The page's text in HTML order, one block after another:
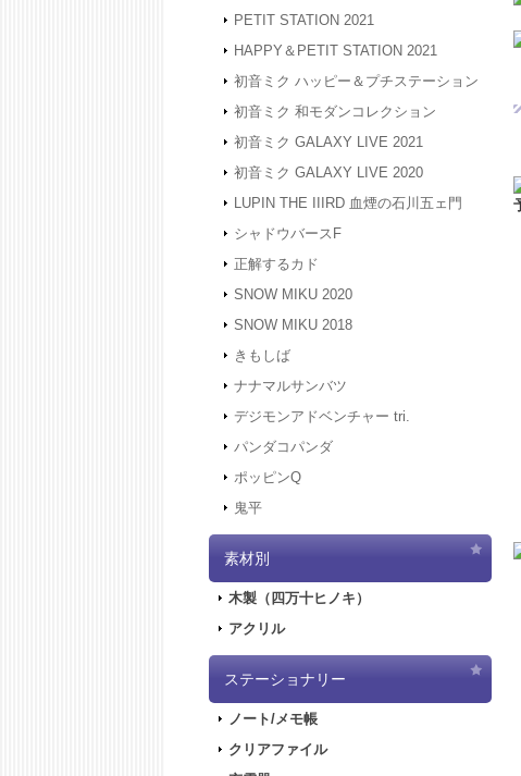
PETIT STATION 2021
HAPPY＆PETIT STATION 2021
初音ミク ハッピー＆プチステーション
初音ミク 和モダンコレクション
初音ミク GALAXY LIVE 2021
初音ミク GALAXY LIVE 2020
LUPIN THE IIIRD 血煙の石川五ェ門
シャドウバースF
正解するカド
SNOW MIKU 2020
SNOW MIKU 2018
きもしば
ナナマルサンバツ
デジモンアドベンチャー tri.
パンダコパンダ
ポッピンQ
鬼平
素材別
木製（四万十ヒノキ）
アクリル
ステーショナリー
ノート/メモ帳
クリアファイル